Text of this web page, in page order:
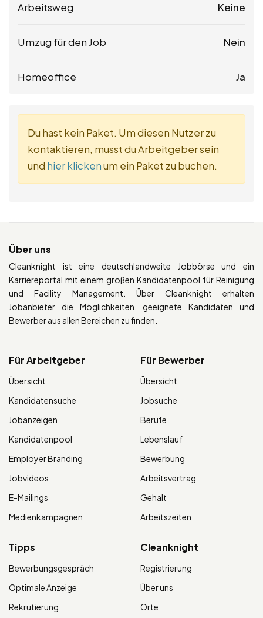
Arbeitsweg Keine
Umzug für den Job Nein
Homeoffice Ja
Du hast kein Paket. Um diesen Nutzer zu
kontaktieren, musst du Arbeitgeber sein
und hier klickenum ein Paket zu buchen.
Über uns
Cleanknight ist eine deutschlandweite Jobbörse und ein
Karriereportal mit einem großen Kandidatenpool für Reinigung
und Facility Management. Über Cleanknight erhalten
Jobanbieter die Möglichkeiten, geeignete Kandidaten und
Bewerber aus allen Bereichen zu finden.
Für Arbeitgeber
Übersicht
Kandidatensuche
Jobanzeigen
Kandidatenpool
Employer Branding
Jobvideos
E-Mailings
Medienkampagnen
Für Bewerber
Übersicht
Jobsuche
Berufe
Lebenslauf
Bewerbung
Arbeitsvertrag
Gehalt
Arbeitszeiten
Tipps
Bewerbungsgespräch
Optimale Anzeige
Rekrutierung
Cleanknight
Registrierung
Über uns
Orte